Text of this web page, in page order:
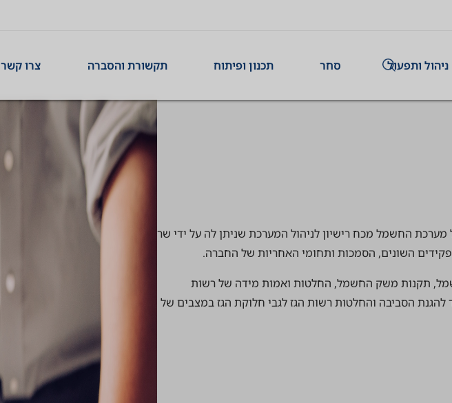
ניהול ותפעול סחר תכנון ופיתוח תקשורת והסברה צרו קשר
החשמל מכח רישיון לניהול המערכת שניתן לה על ידי שר
השונים, הסמכות ותחומי האחריות של החברה.
תקנות משק החשמל, החלטות ואמות מידה של רשות
הסביבה והחלטות רשות הגז לגבי חלוקת הגז במצבים של